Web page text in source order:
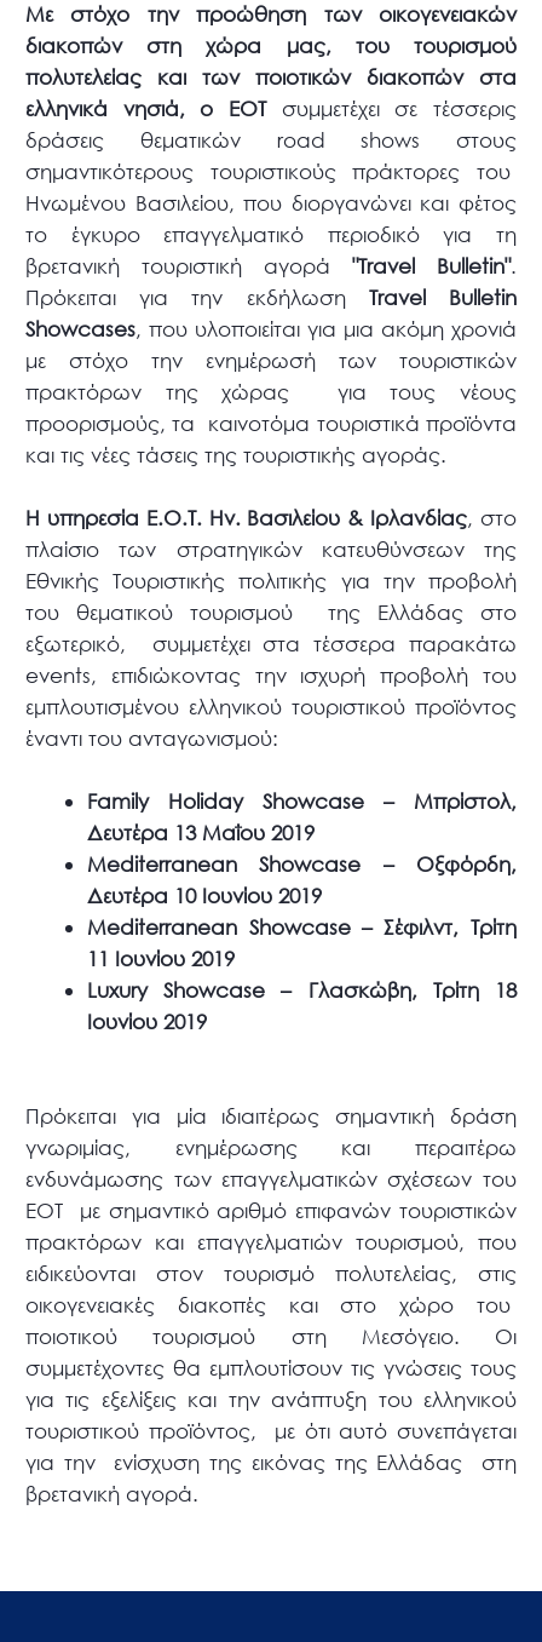
Με στόχο την προώθηση των οικογενειακών
διακοπών στη χώρα μας, του τουρισμού
πολυτελείας και των ποιοτικών διακοπών στα
ελληνικά νησιά, ο ΕΟΤσυμμετέχει σε τέσσερις
δράσεις θεματικών road shows στους
σημαντικότερους τουριστικούς πράκτορες του
Ηνωμένου Βασιλείου, που διοργανώνει και φέτος
το έγκυρο επαγγελματικό περιοδικό για τη
βρετανική τουριστική αγορά "Travel Bulletin".
Πρόκειται για την εκδήλωση Travel Bulletin
Showcases, που υλοποιείται για μια ακόμη χρονιά
με στόχο την ενημέρωσή των τουριστικών
πρακτόρων της χώρας για τους νέους
προορισμούς, τα καινοτόμα τουριστικά προϊόντα
και τις νέες τάσεις της τουριστικής αγοράς.
Η υπηρεσία Ε.Ο.Τ. Ην. Βασιλείου & Ιρλανδίας, στο
πλαίσιο των στρατηγικών κατευθύνσεων της
Εθνικής Τουριστικής πολιτικής για την προβολή
του θεματικού τουρισμού της Ελλάδας στο
εξωτερικό, συμμετέχει στα τέσσερα παρακάτω
events, επιδιώκοντας την ισχυρή προβολή του
εμπλουτισμένου ελληνικού τουριστικού προϊόντος
έναντι του ανταγωνισμού:
Family Holiday Showcase – Μπρίστολ,
Δευτέρα 13 Μαΐου 2019
Mediterranean Showcase – Οξφόρδη,
Δευτέρα 10 Ιουνίου 2019
Mediterranean Showcase – Σέφιλντ, Τρίτη
11 Ιουνίου 2019
Luxury Showcase – Γλασκώβη, Τρίτη 18
Ιουνίου 2019
Πρόκειται για μία ιδιαιτέρως σημαντική δράση
γνωριμίας, ενημέρωσης και περαιτέρω
ενδυνάμωσης των επαγγελματικών σχέσεων του
ΕΟΤ με σημαντικό αριθμό επιφανών τουριστικών
πρακτόρων και επαγγελματιών τουρισμού, που
ειδικεύονται στον τουρισμό πολυτελείας, στις
οικογενειακές διακοπές και στο χώρο του
ποιοτικού τουρισμού στη Μεσόγειο. Οι
συμμετέχοντες θα εμπλουτίσουν τις γνώσεις τους
για τις εξελίξεις και την ανάπτυξη του ελληνικού
τουριστικού προϊόντος, με ότι αυτό συνεπάγεται
για την ενίσχυση της εικόνας της Ελλάδας στη
βρετανική αγορά.